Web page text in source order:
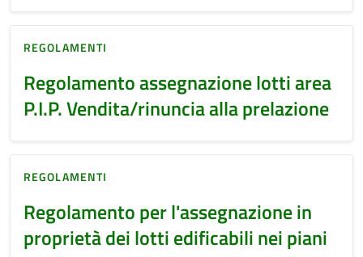
REGOLAMENTI
Regolamento assegnazione lotti area
P.I.P. Vendita/rinuncia alla prelazione
REGOLAMENTI
Regolamento per l'assegnazione in
proprietà dei lotti edificabili nei piani